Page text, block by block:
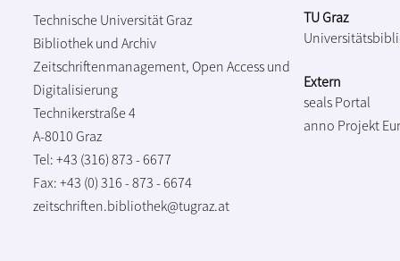
Technische Universität Graz
Bibliothek und Archiv
Zeitschriftenmanagement, Open Access und
Digitalisierung
Technikerstraße 4
A-8010 Graz
Tel: +43 (316) 873 - 6677
Fax: +43 (0) 316 - 873 - 6674
zeitschriften.bibliothek@tugraz.at
TU Graz
Extern
seals Portal
anno Projekt